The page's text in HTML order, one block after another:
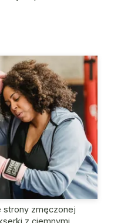
strony zmęczonej
z ciemnymi